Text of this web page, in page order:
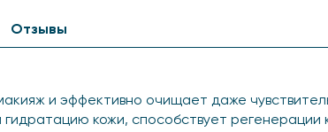
и эффективно очищает даже
гидратацию кожи, способствует
Отзывы